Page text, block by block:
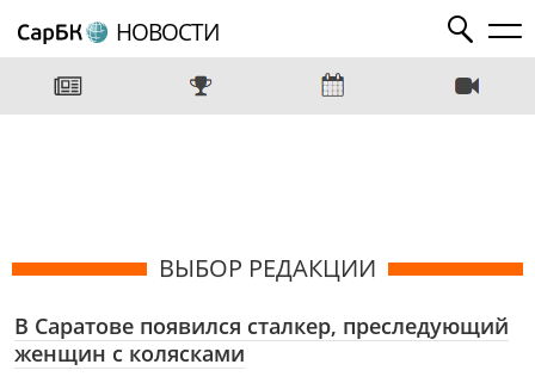
НОВОСТИ
ВЫБОР РЕДАКЦИИ
В Саратове появился сталкер, преследующий
женщин с колясками